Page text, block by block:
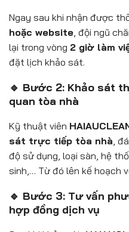
Ngay sau khi nhận được
hoặc website , đội ngũ
lại trong vòng 2 giờ làm
đặt lịch khảo sát.
🔹 Bước 2: Khảo sát
quan tòa nhà
Kỹ thuật viên
sát trực tiếp tòa nhà ,
độ sử dụng, loại sàn, hệ
sinh,… Từ đó lên kế hoạch
🔹 Bước 3: Tư vấn
hợp đồng dịch vụ